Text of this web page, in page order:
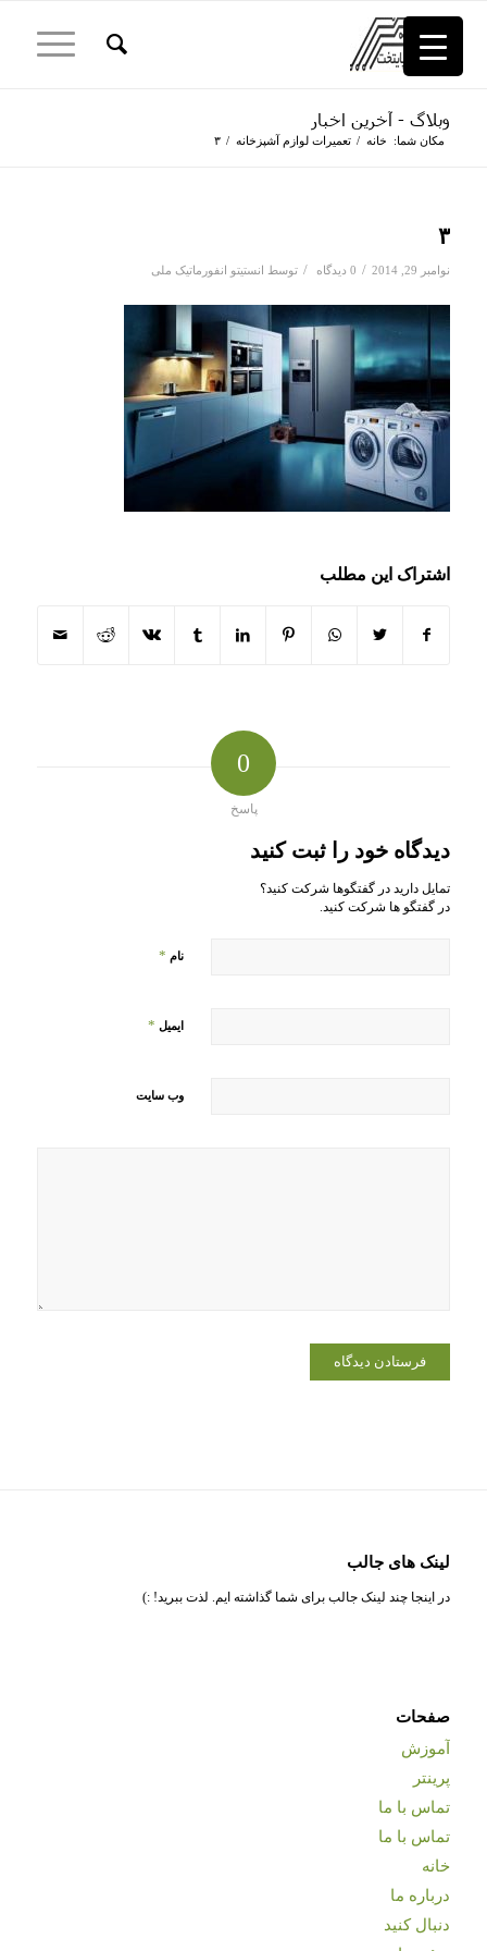
وبلاگ - آخرین اخبار
مکان شما: خانه / تعمیرات لوازم آشپزخانه / ۳
۳
نوامبر 29, 2014 / 0 دیدگاه / توسط انستیتو انفورماتیک ملی
اشتراک این مطلب
0
پاسخ
دیدگاه خود را ثبت کنید
تمایل دارید در گفتگوها شرکت کنید؟
در گفتگو ها شرکت کنید.
نام *
ایمیل *
وب‌ سایت
لینک های جالب
در اینجا چند لینک جالب برای شما گذاشته ایم. لذت ببرید! :)
صفحات
آموزش
پرینتر
تماس با ما
تماس با ما
خانه
درباره ما
دنبال کنید